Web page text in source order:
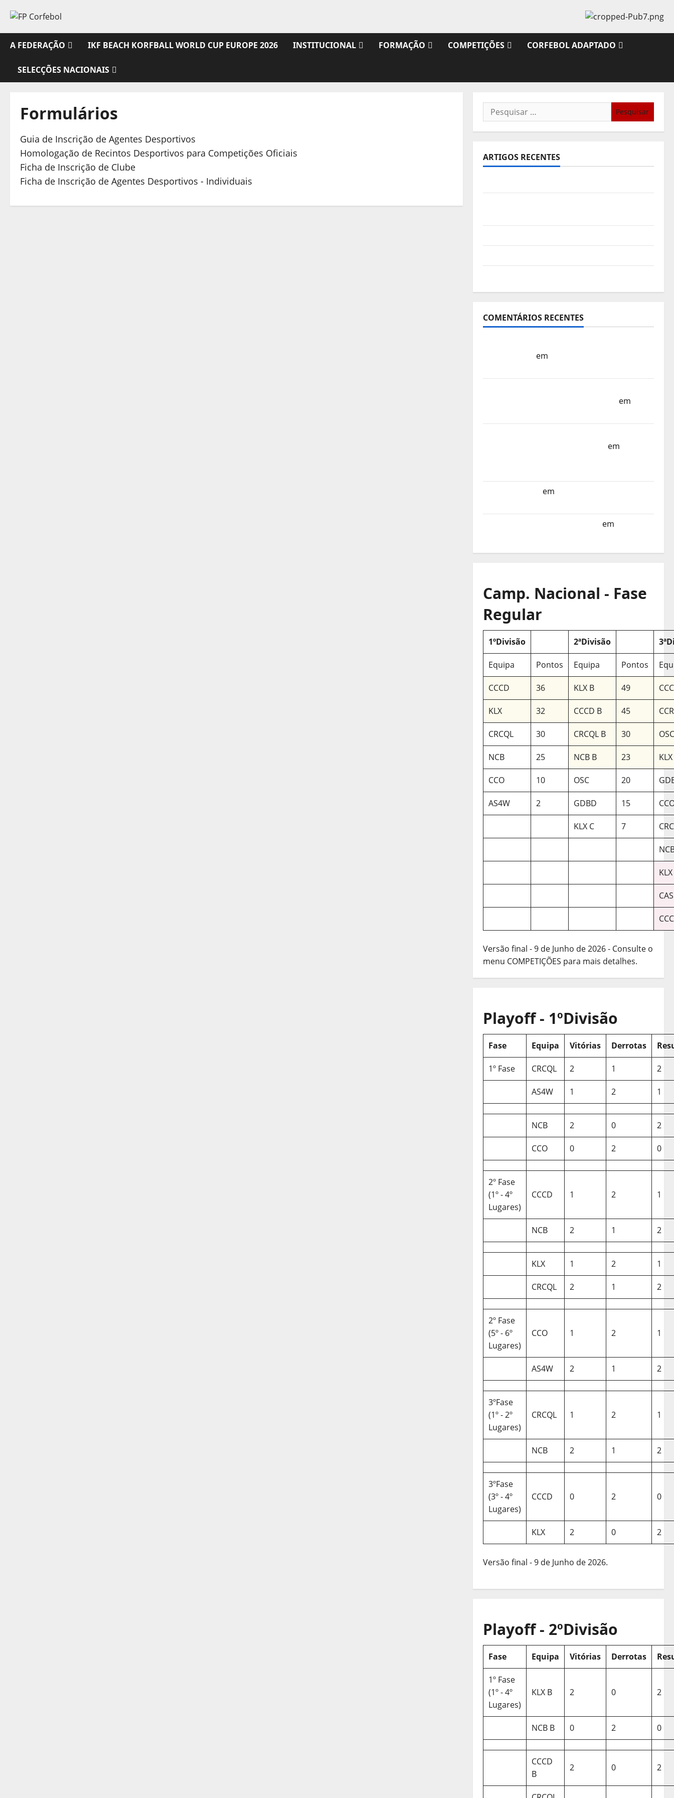
para
o
conteúdo
A FEDERAÇÃO IKF BEACH KORFBALL WORLD CUP EUROPE 2026 INSTITUCIONAL FORMAÇÃO COMPETIÇÕES CORFEBOL ADAPTADO
SELECÇÕES NACIONAIS
Formulários
Guia de Inscrição de Agentes Desportivos
Homologação de Recintos Desportivos para Competições Oficiais
Ficha de Inscrição de Clube
Ficha de Inscrição de Agentes Desportivos - Individuais
Pesquisar
por:
ARTIGOS RECENTES
COMENTÁRIOS RECENTES
em
em
em
em
em
Camp. Nacional - Fase
Regular
1ºDivisão 2ªDivisão
Equipa Pontos Equipa Pontos
CCCD 36 KLX B 49
KLX 32 CCCD B 45
CRCQL 30 CRCQL B 30
NCB 25 NCB B 23
CCO 10 OSC 20
AS4W 2 GDBD 15
KLX C 7
Versão final - 9 de Junho de 2026 - Consulte o
menu COMPETIÇÕES para mais detalhes.
Playoff - 1ºDivisão
Fase Equipa Vitórias Derrotas
1º Fase CRCQL 2 1 2
AS4W 1 2 1
NCB 2 0 2
CCO 0 2 0
2º Fase
(1º - 4º
Lugares)
CCCD 1 2 1
NCB 2 1 2
KLX 1 2 1
CRCQL 2 1 2
2º Fase
(5º - 6º
Lugares)
CCO 1 2 1
AS4W 2 1 2
3ºFase
(1º - 2º
Lugares)
CRCQL 1 2 1
NCB 2 1 2
3ºFase
(3º - 4º
Lugares)
CCCD 0 2 0
KLX 2 0 2
Versão final - 9 de Junho de 2026.
Playoff - 2ºDivisão
Fase Equipa Vitórias Derrotas
1º Fase
(1º - 4º
Lugares)
KLX B 2 0 2
NCB B 0 2 0
CCCD
B
2 0 2